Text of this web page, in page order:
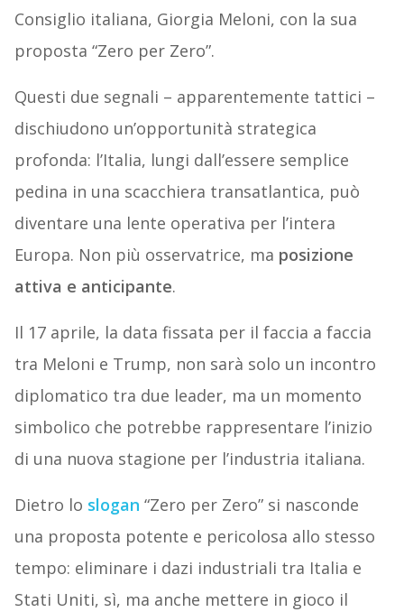
Consiglio italiana, Giorgia Meloni, con la sua
proposta “Zero per Zero”.
Questi due segnali – apparentemente tattici –
dischiudono un’opportunità strategica
profonda: l’Italia, lungi dall’essere semplice
pedina in una scacchiera transatlantica, può
diventare una lente operativa per l’intera
Europa. Non più osservatrice, ma posizione
attiva e anticipante.
Il 17 aprile, la data fissata per il faccia a faccia
tra Meloni e Trump, non sarà solo un incontro
diplomatico tra due leader, ma un momento
simbolico che potrebbe rappresentare l’inizio
di una nuova stagione per l’industria italiana.
Dietro lo slogan “Zero per Zero” si nasconde
una proposta potente e pericolosa allo stesso
tempo: eliminare i dazi industriali tra Italia e
Stati Uniti, sì, ma anche mettere in gioco il